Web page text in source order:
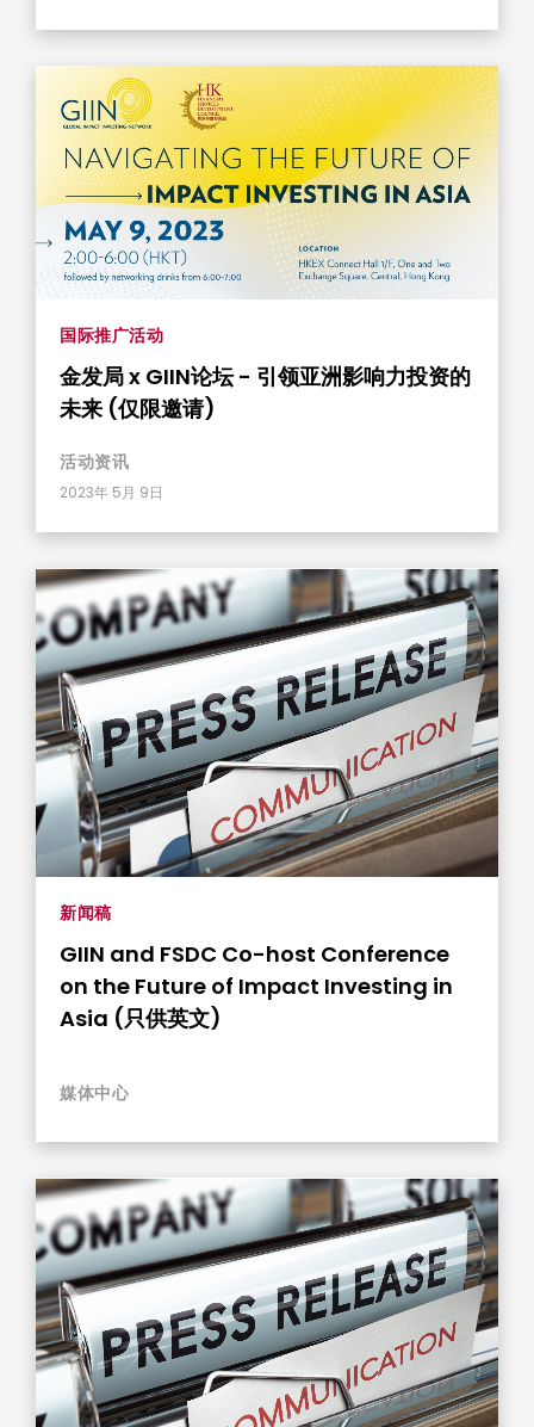
国际推广活动
金发局 x GIIN论坛 - 引领亚洲影响力投资的
未来 (仅限邀请)
活动资​​讯
2023年 5月 9日
新闻稿
GIIN and FSDC Co-host Conference
on the Future of Impact Investing in
Asia (只供英文)
媒体中心